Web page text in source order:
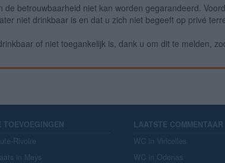
betrouwbaarheid niet kan worden gegarandeerd.
niet drinkbaar is en dat u zich niet begeeft op privé
of niet toegankelijk is, dank u om dit te melden,
TOEVOEGINGEN
Rivoire
in Meys
LAATSTE COMMENTAAR
WC in Viricelles
WC in Odenas